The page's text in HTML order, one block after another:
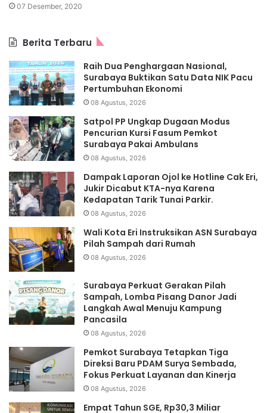
07 Desember, 2020
Berita Terbaru
Raih Dua Penghargaan Nasional,
Surabaya Buktikan Satu Data NIK Pacu
Pertumbuhan Ekonomi
08 Agustus, 2026
Satpol PP Ungkap Dugaan Modus
Pencurian Kursi Fasum Pemkot
Surabaya Pakai Ambulans
08 Agustus, 2026
Dampak Laporan Ojol ke Hotline Cak Eri,
Jukir Dicabut KTA-nya Karena
Kedapatan Tarik Tunai Parkir.
08 Agustus, 2026
Wali Kota Eri Instruksikan ASN Surabaya
Pilah Sampah dari Rumah
08 Agustus, 2026
Surabaya Perkuat Gerakan Pilah
Sampah, Lomba Pisang Danor Jadi
Langkah Awal Menuju Kampung
Pancasila
08 Agustus, 2026
Pemkot Surabaya Tetapkan Tiga
Direksi Baru PDAM Surya Sembada,
Fokus Perkuat Layanan dan Kinerja
08 Agustus, 2026
Empat Tahun SGE, Rp30,3 Miliar